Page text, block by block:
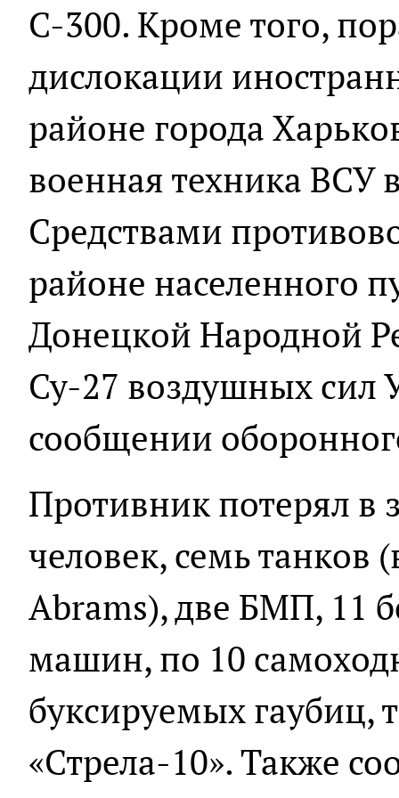
С-300. Кроме того,
дислокации
районе города
военная техника ВСУ
Средствами
районе населенного
Донецкой Народной
Су-27 воздушных сил
сообщении
Противник потерял в
человек, семь танков
Abrams), две БМП, 11
машин, по 10
буксируемых
«Стрела-10». Также